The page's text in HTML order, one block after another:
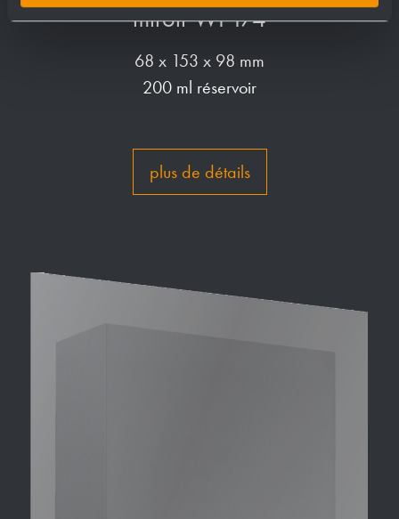
miroir WP174
68 x 153 x 98 mm
200 ml réservoir
plus de détails